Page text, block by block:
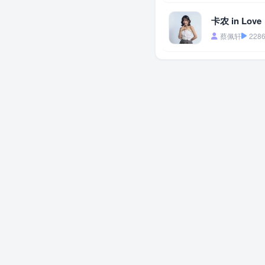
卡农 in Love
蔡佩轩 2286